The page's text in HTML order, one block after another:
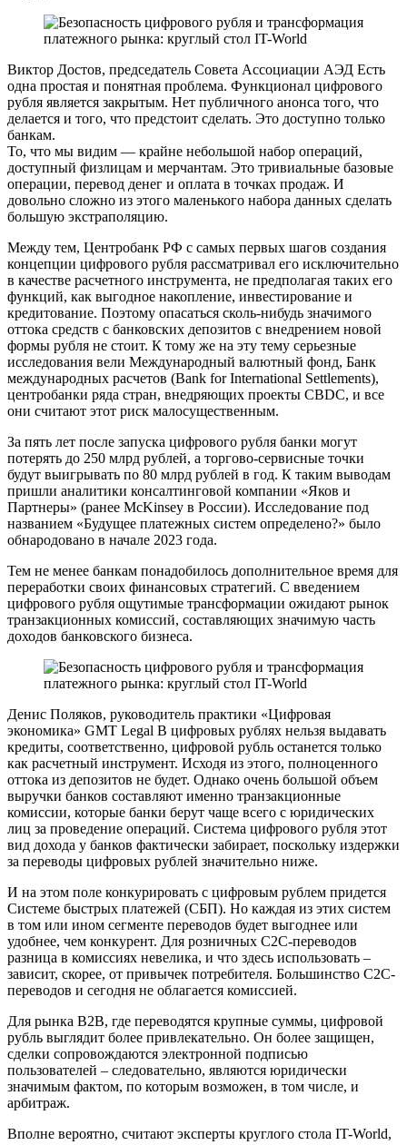
Виктор Достов, председатель Совета Ассоциации АЭД Есть
одна простая и понятная проблема. Функционал цифрового
рубля является закрытым. Нет публичного анонса того, что
делается и того, что предстоит сделать. Это доступно только
банкам.
То, что мы видим — крайне небольшой набор операций,
доступный физлицам и мерчантам. Это тривиальные базовые
операции, перевод денег и оплата в точках продаж. И
довольно сложно из этого маленького набора данных сделать
большую экстраполяцию.
Между тем, Центробанк РФ с самых первых шагов создания
концепции цифрового рубля рассматривал его исключительно
в качестве расчетного инструмента, не предполагая таких его
функций, как выгодное накопление, инвестирование и
кредитование. Поэтому опасаться сколь-нибудь значимого
оттока средств с банковских депозитов с внедрением новой
формы рубля не стоит. К тому же на эту тему серьезные
исследования вели Международный валютный фонд, Банк
международных расчетов (Bank for International Settlements),
центробанки ряда стран, внедряющих проекты CBDC, и все
они считают этот риск малосущественным.
За пять лет после запуска цифрового рубля банки могут
потерять до 250 млрд рублей, а торгово-сервисные точки
будут выигрывать по 80 млрд рублей в год. К таким выводам
пришли аналитики консалтинговой компании «Яков и
Партнеры» (ранее McKinsey в России). Исследование под
названием «Будущее платежных систем определено?» было
обнародовано в начале 2023 года.
Тем не менее банкам понадобилось дополнительное время для
переработки своих финансовых стратегий. С введением
цифрового рубля ощутимые трансформации ожидают рынок
транзакционных комиссий, составляющих значимую часть
доходов банковского бизнеса.
Денис Поляков, руководитель практики «Цифровая
экономика» GMT Legal В цифровых рублях нельзя выдавать
кредиты, соответственно, цифровой рубль останется только
как расчетный инструмент. Исходя из этого, полноценного
оттока из депозитов не будет. Однако очень большой объем
выручки банков составляют именно транзакционные
комиссии, которые банки берут чаще всего с юридических
лиц за проведение операций. Система цифрового рубля этот
вид дохода у банков фактически забирает, поскольку издержки
за переводы цифровых рублей значительно ниже.
И на этом поле конкурировать с цифровым рублем придется
Системе быстрых платежей (СБП). Но каждая из этих систем
в том или ином сегменте переводов будет выгоднее или
удобнее, чем конкурент. Для розничных C2C-переводов
разница в комиссиях невелика, и что здесь использовать –
зависит, скорее, от привычек потребителя. Большинство C2C-
переводов и сегодня не облагается комиссией.
Для рынка B2B, где переводятся крупные суммы, цифровой
рубль выглядит более привлекательно. Он более защищен,
сделки сопровождаются электронной подписью
пользователей – следовательно, являются юридически
значимым фактом, по которым возможен, в том числе, и
арбитраж.
Вполне вероятно, считают эксперты круглого стола IT-World,